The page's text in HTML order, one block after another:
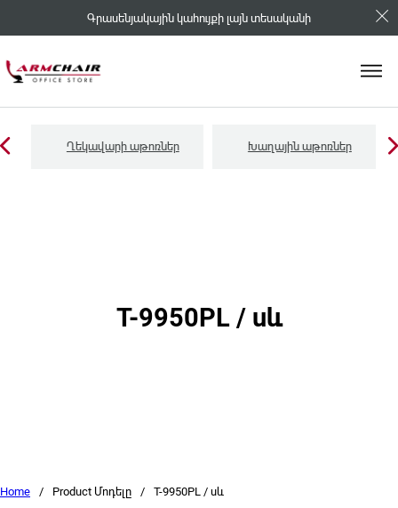
Գրասենյակային կահույքի լայն տեսականի
Ղեկավարի աթոռներ Խաղային աթոռներ
T-9950PL / սև
Home / Product Մոդելը / T-9950PL / սև